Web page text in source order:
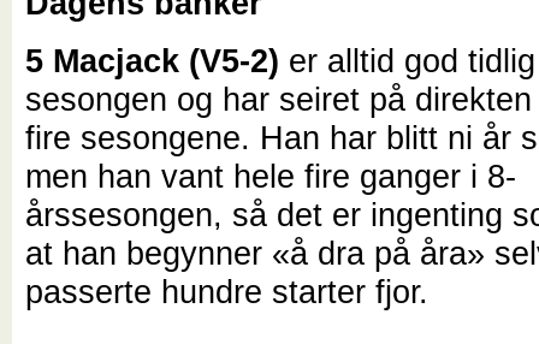
5 Macjack (V5-2) er alltid god
sesongen og har seiret på
fire sesongene. Han har blitt ni år
men han vant hele fire ganger i 8-
årssesongen, så det er ingenting
at han begynner «å dra på åra»
passerte hundre starter fjor.